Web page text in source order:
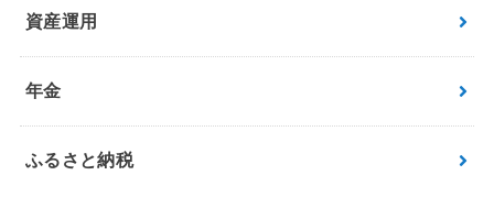
資産運用
年金
ふるさと納税